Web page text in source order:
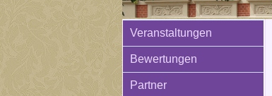
Veranstaltungen
Bewertungen
Partner